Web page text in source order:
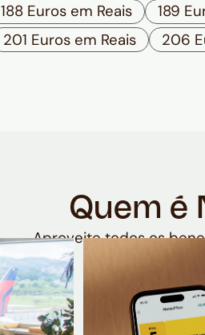
188 Euros em Reais 189
201 Euros em Reais 206
Quem é
Aproveite todos os